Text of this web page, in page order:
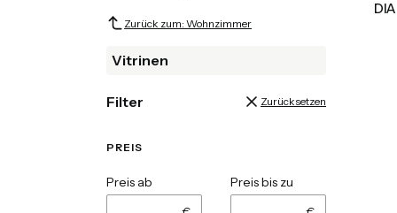
Zurück zum: Wohnzimmer
Vitrinen
Filter Zurücksetzen
PREIS
Preis ab
Preis bis zu